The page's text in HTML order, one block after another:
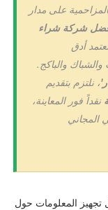
على مدار
شركة شراء
أدق
والباكج.
، نلتزم بتقديم
نقداً فور المعاينة،
المجاني
تجهيز المعلومات حول